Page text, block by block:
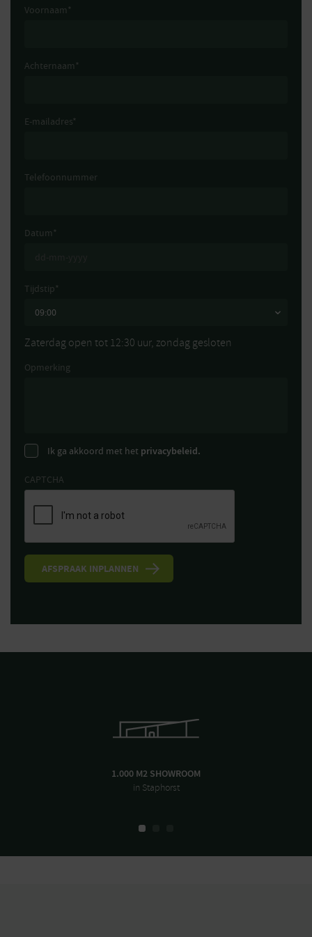
Voornaam *
Achternaam *
E-mailadres*
Telefoonnummer
Datum *
Tijdstip*
Zaterdag open tot 12:30 uur, zondag gesloten
Opmerking
Ik ga akkoord met het privacybeleid.
CAPTCHA
1.000 M2 SHOWROOM
in Staphorst